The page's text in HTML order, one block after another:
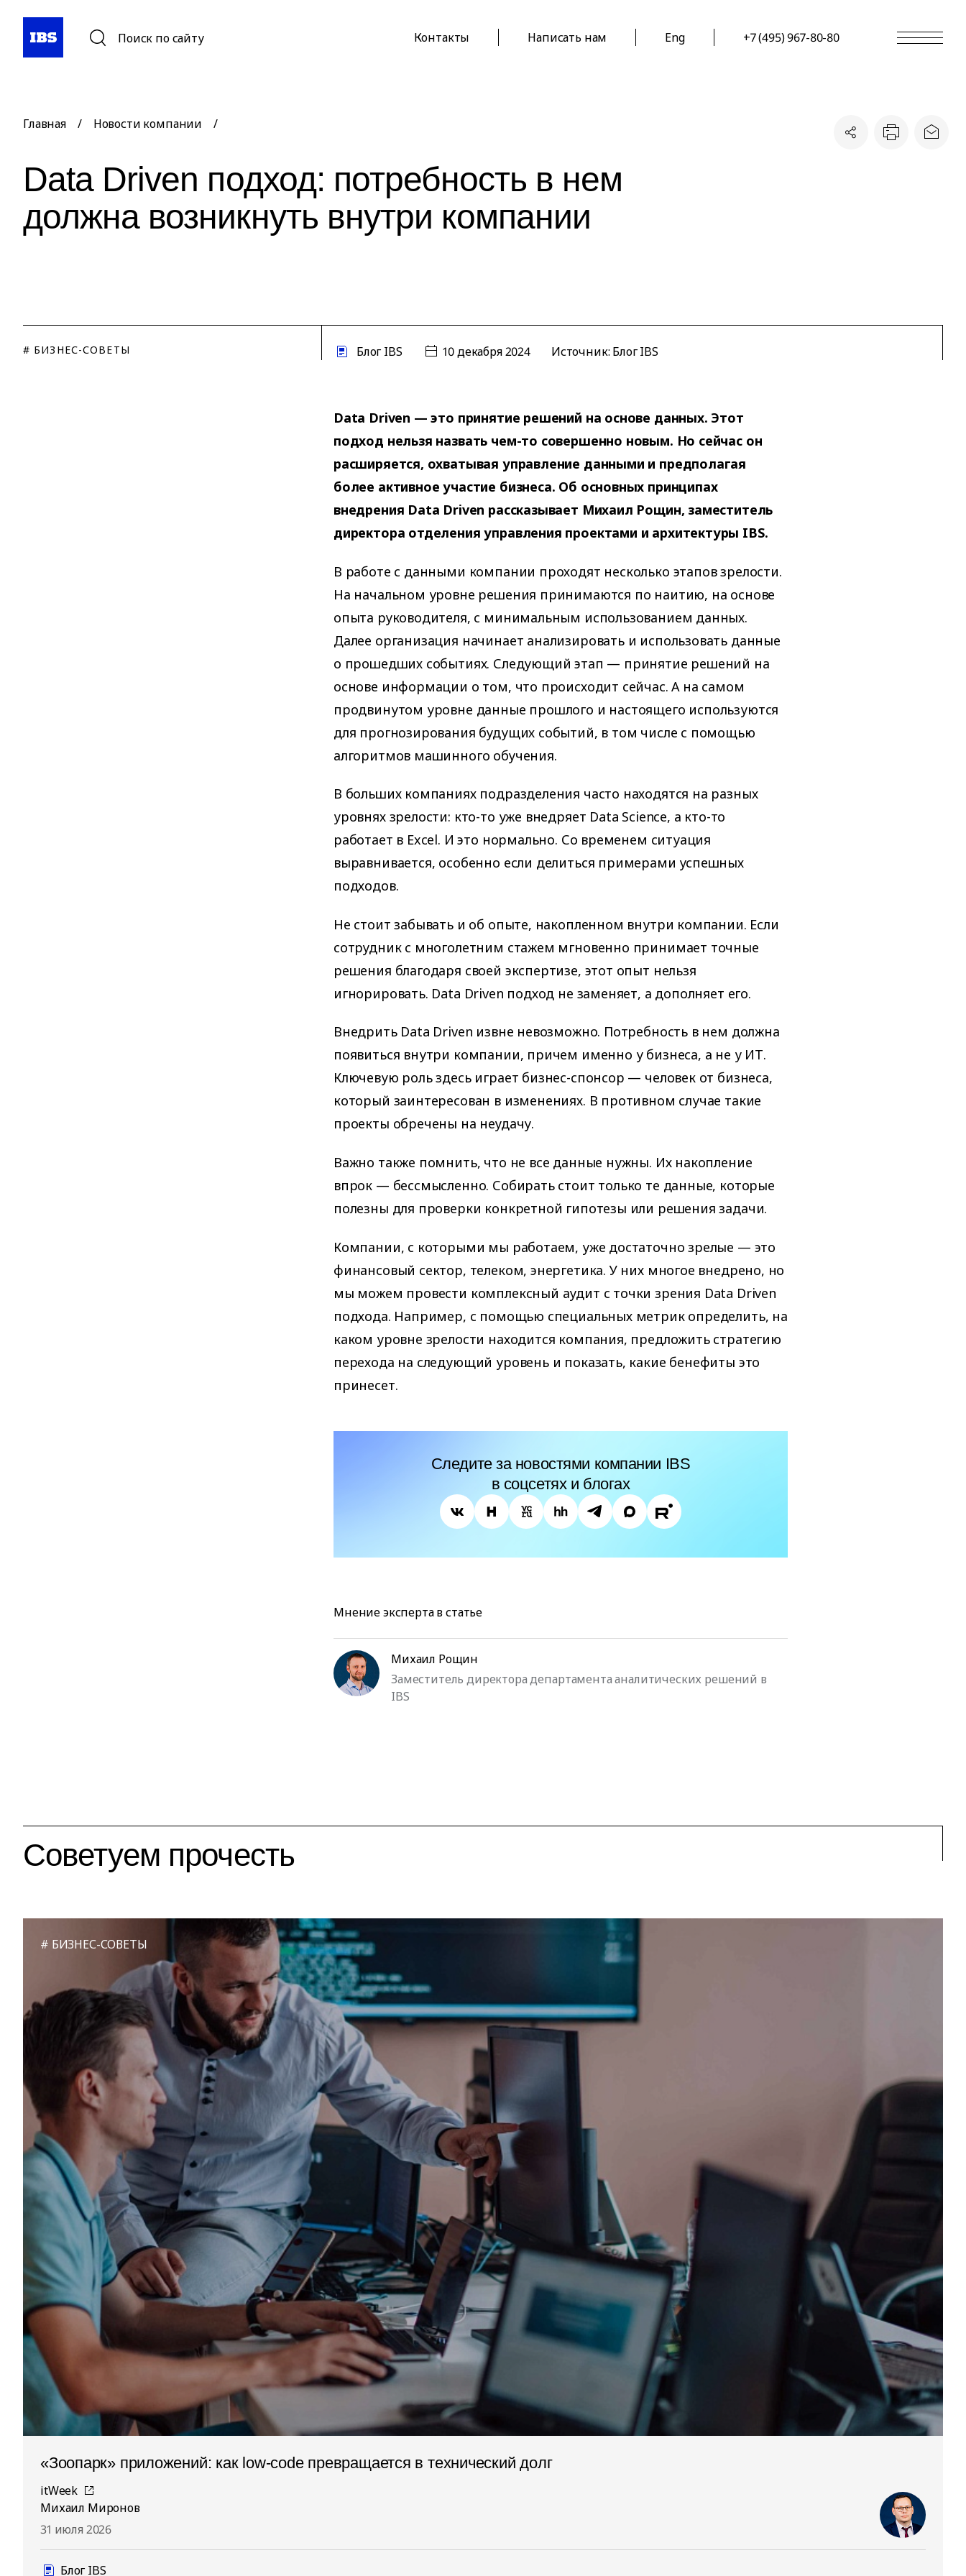
Поиск по сайту Контакты Написать нам Eng +7 (495) 967-80-80
Главная / Новости компании /
Data Driven подход: потребность в нем
должна возникнуть внутри компании
# БИЗНЕС-СОВЕТЫ Блог IBS 10 декабря 2024 Источник: Блог IBS
Data Driven — это принятие решений на основе данных. Этот
подход нельзя назвать чем-то совершенно новым. Но сейчас он
расширяется, охватывая управление данными и предполагая
более активное участие бизнеса. Об основных принципах
внедрения Data Driven рассказывает Михаил Рощин, заместитель
директора отделения управления проектами и архитектуры IBS.
В работе с данными компании проходят несколько этапов зрелости.
На начальном уровне решения принимаются по наитию, на основе
опыта руководителя, с минимальным использованием данных.
Далее организация начинает анализировать и использовать данные
о прошедших событиях. Следующий этап — принятие решений на
основе информации о том, что происходит сейчас. А на самом
продвинутом уровне данные прошлого и настоящего используются
для прогнозирования будущих событий, в том числе с помощью
алгоритмов машинного обучения.
В больших компаниях подразделения часто находятся на разных
уровнях зрелости: кто-то уже внедряет Data Science, а кто-то
работает в Excel. И это нормально. Со временем ситуация
выравнивается, особенно если делиться примерами успешных
подходов.
Не стоит забывать и об опыте, накопленном внутри компании. Если
сотрудник с многолетним стажем мгновенно принимает точные
решения благодаря своей экспертизе, этот опыт нельзя
игнорировать. Data Driven подход не заменяет, а дополняет его.
Внедрить Data Driven извне невозможно. Потребность в нем должна
появиться внутри компании, причем именно у бизнеса, а не у ИТ.
Ключевую роль здесь играет бизнес-спонсор — человек от бизнеса,
который заинтересован в изменениях. В противном случае такие
проекты обречены на неудачу.
Важно также помнить, что не все данные нужны. Их накопление
впрок — бессмысленно. Собирать стоит только те данные, которые
полезны для проверки конкретной гипотезы или решения задачи.
Компании, с которыми мы работаем, уже достаточно зрелые — это
финансовый сектор, телеком, энергетика. У них многое внедрено, но
мы можем провести комплексный аудит с точки зрения Data Driven
подхода. Например, с помощью специальных метрик определить, на
каком уровне зрелости находится компания, предложить стратегию
перехода на следующий уровень и показать, какие бенефиты это
принесет.
Следите за новостями компании IBS
в соцсетях и блогах
Мнение эксперта в статье
Михаил Рощин
Заместитель директора департамента аналитических решений в
IBS
Советуем прочесть
БИЗНЕС-СОВЕТЫ
«Зоопарк» приложений: как low-code превращается в технический долг
itWeek
Михаил Миронов
31 июля 2026
Блог IBS